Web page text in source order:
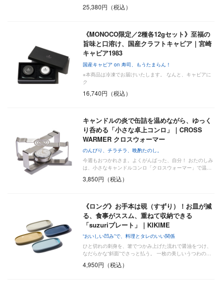
25,380円（税込）
《MONOCO限定／2種各12gセット》至福の
旨味と口溶け、国産クラフトキャビア｜宮崎
キャビア1983
国産キャビア on 寿司、もうたまらん！
※本商品は冷凍でお届けいたします。 なんと、キャビアに
ク
16,740円（税込）
キャンドルの炎で缶詰を温めながら、ゆっく
り呑める「小さな卓上コンロ」｜CROSS
WARMER クロスウォーマー
のんびり、チラチラ、晩酌たのし。
今週もおつかれさま。よくがんばった、自分！ おたのしみ
は、小さなキャンドルコンロ「クロスウォーマー」で温…
3,850円（税込）
《ロング》お手本は硯（すずり）！お皿が減
る、食事がススム、重ねて収納できる
「suzuriプレート」｜KIKIME
“おいしい凹み”で、料理とタレのいい関係
ひと切れの刺身を、箸でつかみ上げた流れで醤油をつけ、
なだらかな“斜面”でさっと払う。 一枚の美しいうつわの…
4,950円（税込）